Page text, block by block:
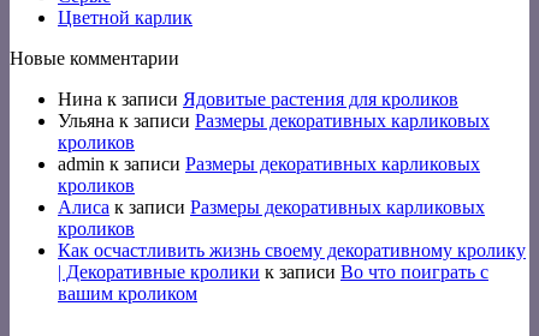
Цветной карлик
Новые комментарии
Нина к записи Ядовитые растения для кроликов
Ульяна к записи Размеры декоративных карликовых
кроликов
admin к записи Размеры декоративных карликовых
кроликов
Алиса к записи Размеры декоративных карликовых
кроликов
Как осчастливить жизнь своему декоративному кролику
| Декоративные кролики к записи Во что поиграть с
вашим кроликом